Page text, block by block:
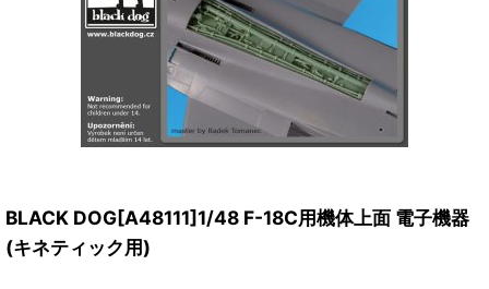
BLACK DOG[A48111]1/48 F-18C用機体上面 電子機器
(キネティック用)